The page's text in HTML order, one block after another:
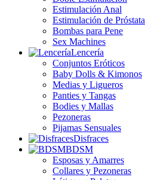
Estimulación Anal
Estimulación de Próstata
Bombas para Pene
Sex Machines
Lencería
Conjuntos Eróticos
Baby Dolls & Kimonos
Medias y Ligueros
Panties y Tangas
Bodies y Mallas
Pezoneras
Pijamas Sensuales
Disfraces
BDSM
Esposas y Amarres
Collares y Pezoneras